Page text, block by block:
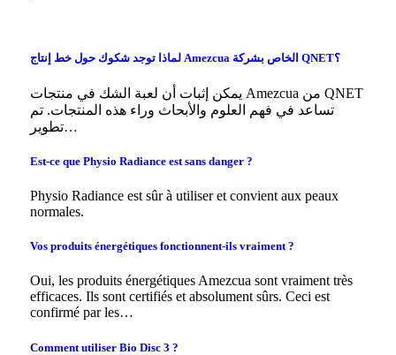
لماذا توجد شكوك حول خط إنتاج Amezcua الخاص بشركة QNET؟
يمكن إثبات أن لعبة الشك في منتجات Amezcua من QNET
تساعد في فهم العلوم والأبحاث وراء هذه المنتجات. تم
تطوير…
Est-ce que Physio Radiance est sans danger ?
Physio Radiance est sûr à utiliser et convient aux peaux
normales.
Vos produits énergétiques fonctionnent-ils vraiment ?
Oui, les produits énergétiques Amezcua sont vraiment très
efficaces. Ils sont certifiés et absolument sûrs. Ceci est
confirmé par les…
Comment utiliser Bio Disc 3 ?